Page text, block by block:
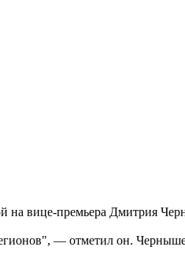
на вице-премьера Дмитрия
— отметил он.